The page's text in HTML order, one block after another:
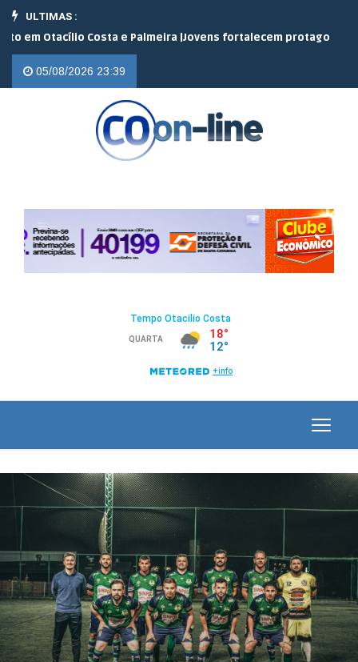
ULTIMAS :
Otacílio Costa e Palmeira |Jovens fortalecem protagonismo no
05/08/2026 23:39